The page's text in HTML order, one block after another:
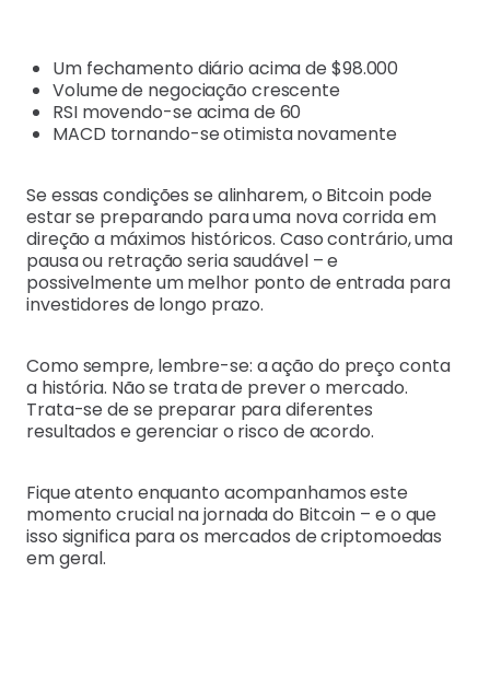
Um fechamento diário acima de $98.000
Volume de negociação crescente
RSI movendo-se acima de 60
MACD tornando-se otimista novamente
Se essas condições se alinharem, o Bitcoin pode
estar se preparando para uma nova corrida em
direção a máximos históricos. Caso contrário, uma
pausa ou retração seria saudável – e
possivelmente um melhor ponto de entrada para
investidores de longo prazo.
Como sempre, lembre-se: a ação do preço conta
a história. Não se trata de prever o mercado.
Trata-se de se preparar para diferentes
resultados e gerenciar o risco de acordo.
Fique atento enquanto acompanhamos este
momento crucial na jornada do Bitcoin – e o que
isso significa para os mercados de criptomoedas
em geral.